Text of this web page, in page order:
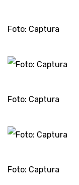
Foto: Captura
Foto: Captura
Foto: Captura